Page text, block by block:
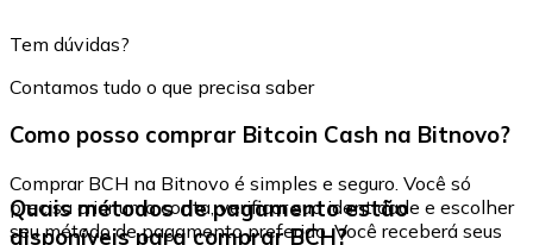
Tem dúvidas?
Contamos tudo o que precisa saber
Como posso comprar Bitcoin Cash na Bitnovo?
Comprar BCH na Bitnovo é simples e seguro. Você só
precisa criar uma conta, verificar sua identidade e escolher
seu método de pagamento preferido. Você receberá seus
Quais métodos de pagamento estão
disponíveis para comprar BCH?